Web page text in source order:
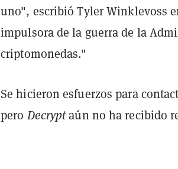
uno", escribió Tyler Winklevoss
impulsora de la guerra de la
criptomonedas."
Se hicieron esfuerzos para
peroDecryptaún no ha recibido